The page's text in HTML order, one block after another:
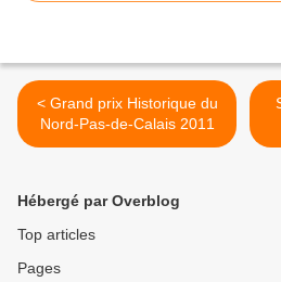
< Grand prix Historique du
Nord-Pas-de-Calais 2011
Hébergé par Overblog
Top articles
Pages